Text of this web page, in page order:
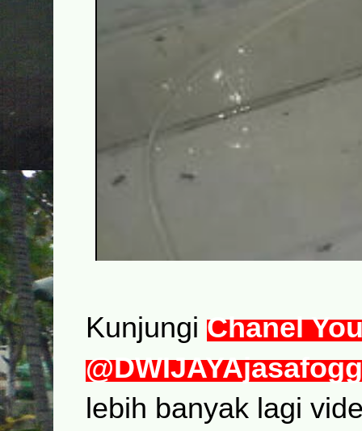
Kunjungi Chanel
lebih banyak lagi